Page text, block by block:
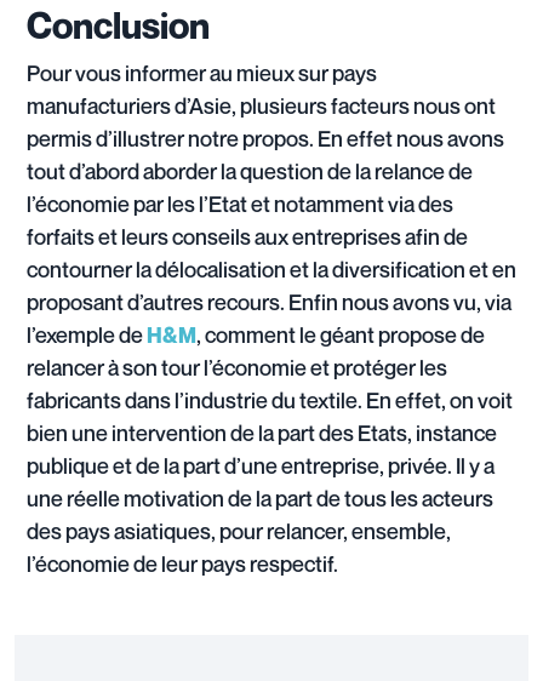
Conclusion
Pour vous informer au mieux sur pays
manufacturiers d’Asie, plusieurs facteurs nous ont
permis d’illustrer notre propos. En effet nous avons
tout d’abord aborder la question de la relance de
l’économie par les l’Etat et notamment via des
forfaits et leurs conseils aux entreprises afin de
contourner la délocalisation et la diversification et en
proposant d’autres recours. Enfin nous avons vu, via
l’exemple deH&M, comment le géant propose de
relancer à son tour l’économie et protéger les
fabricants dans l’industrie du textile. En effet, on voit
bien une intervention de la part des Etats, instance
publique et de la part d’une entreprise, privée. Il y a
une réelle motivation de la part de tous les acteurs
des pays asiatiques, pour relancer, ensemble,
l’économie de leur pays respectif.